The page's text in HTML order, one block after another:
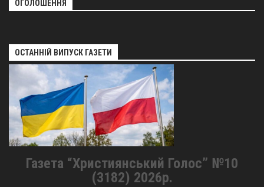
ОГОЛОШЕННЯ
ОСТАННІЙ ВИПУСК ГАЗЕТИ
Газета “Християнський Голос” №10
(3182) 2026р.